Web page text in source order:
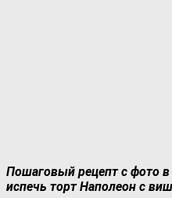
Пошаговый рецепт с фото
испечь торт Наполеон с